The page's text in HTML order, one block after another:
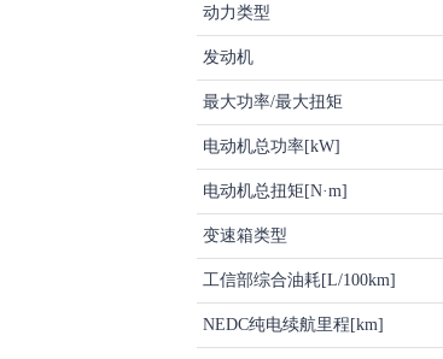
动力类型
发动机
最大功率/最大扭矩
电动机总功率[kW]
电动机总扭矩[N·m]
变速箱类型
工信部综合油耗[L/100km]
NEDC纯电续航里程[km]